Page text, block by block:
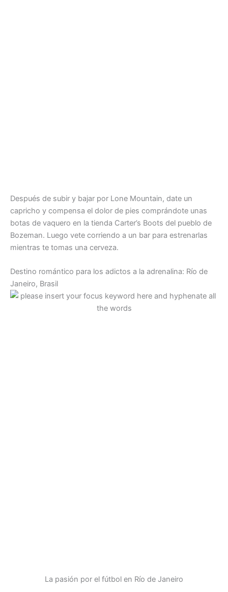
Después de subir y bajar por Lone Mountain, date un
capricho y compensa el dolor de pies comprándote unas
botas de vaquero en la tienda Carter’s Boots del pueblo de
Bozeman. Luego vete corriendo a un bar para estrenarlas
mientras te tomas una cerveza.
Destino romántico para los adictos a la adrenalina: Río de
Janeiro, Brasil
La pasión por el fútbol en Río de Janeiro